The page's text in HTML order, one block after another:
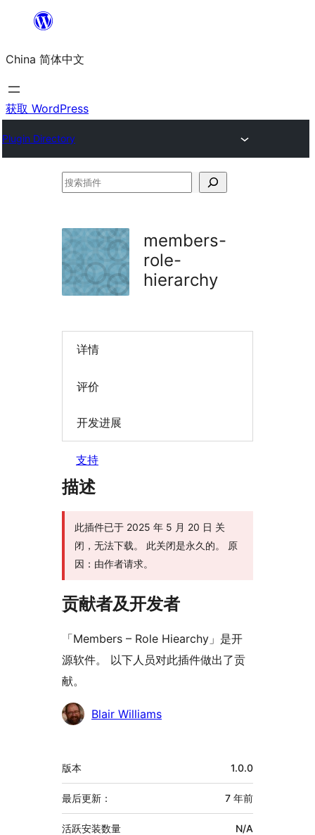
内
容
China 简体中文
获取 WordPress
Plugin Directory
搜
件
members-
role-
hierarchy
详情
评价
开发进展
支持
描述
此插件已于 2025 年 5 月 20 日 关
闭，无法下载。 此关闭是永久的。 原
因：由作者请求。
贡献者及开发者
「Members – Role Hiearchy」是开
源软件。 以下人员对此插件做出了贡
献。
贡
Blair Williams
额
外
信
息
版本 1.0.0
最后更新： 7 年前
活跃安装数量 N/A